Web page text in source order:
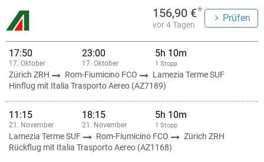
156,90 €*
vor 4 Tagen
Prüfen
17:50
17. Oktober
23:00
17. Oktober
5h 10m
1 Stopp
Zürich ZRH Rom-Fiumicino FCO
Lamezia Terme SUF
Hinflug mit Italia Trasporto Aereo (AZ7189)
11:15
21. November
18:15
21. November
5h 10m
1 Stopp
Lamezia Terme SUF Rom-Fiumicino FCO
Zürich ZRH
Rückflug mit Italia Trasporto Aereo (AZ1168)